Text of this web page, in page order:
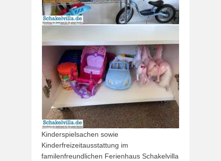
Kinderspielsachen sowie
Kinderfreizeitausstattung im
familenfreundlichen Ferienhaus Schakelvilla